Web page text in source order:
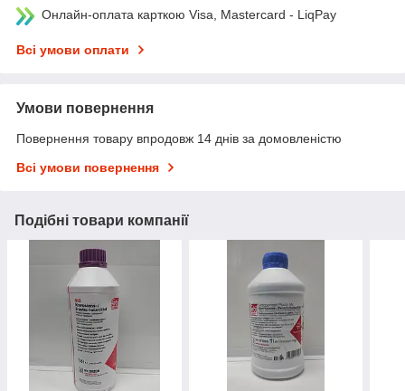
Онлайн-оплата карткою Visa, Mastercard - LiqPay
Всі умови оплати
Умови повернення
Повернення товару впродовж 14 днів за домовленістю
Всі умови повернення
Подібні товари компанії